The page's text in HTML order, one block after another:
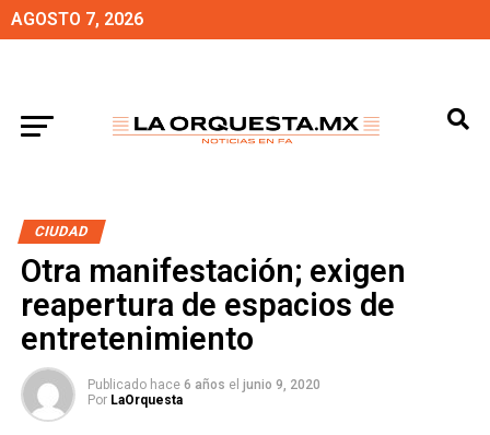
AGOSTO 7, 2026
CIUDAD
Otra manifestación; exigen
reapertura de espacios de
entretenimiento
Publicado hace 6 años el junio 9, 2020
Por LaOrquesta